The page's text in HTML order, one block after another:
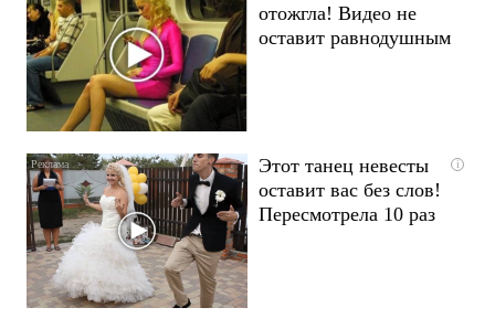
отожгла! Видео не
оставит равнодушным
i
Этот танец невесты
оставит вас без слов!
Пересмотрела 10 раз